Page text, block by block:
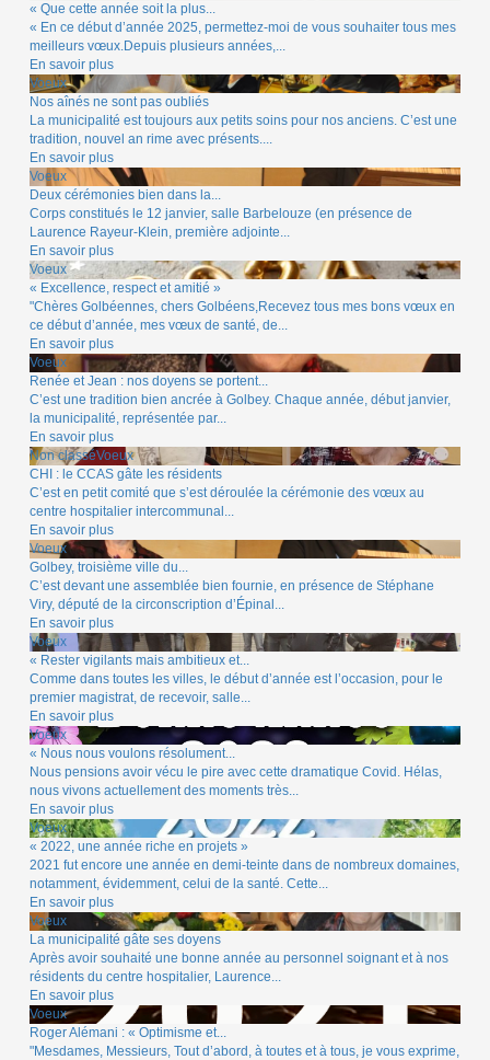
« Que cette année soit la plus...
« En ce début d’année 2025, permettez-moi de vous souhaiter tous mes
meilleurs vœux.Depuis plusieurs années,...
En savoir plus
Voeux
Nos aînés ne sont pas oubliés
La municipalité est toujours aux petits soins pour nos anciens. C’est une
tradition, nouvel an rime avec présents....
En savoir plus
Voeux
Deux cérémonies bien dans la...
Corps constitués le 12 janvier, salle Barbelouze (en présence de
Laurence Rayeur-Klein, première adjointe...
En savoir plus
Voeux
« Excellence, respect et amitié »
"Chères Golbéennes, chers Golbéens,Recevez tous mes bons vœux en
ce début d’année, mes vœux de santé, de...
En savoir plus
Voeux
Renée et Jean : nos doyens se portent...
C’est une tradition bien ancrée à Golbey. Chaque année, début janvier,
la municipalité, représentée par...
En savoir plus
Non classéVoeux
CHI : le CCAS gâte les résidents
C’est en petit comité que s’est déroulée la cérémonie des vœux au
centre hospitalier intercommunal...
En savoir plus
Voeux
Golbey, troisième ville du...
C’est devant une assemblée bien fournie, en présence de Stéphane
Viry, député de la circonscription d’Épinal...
En savoir plus
Voeux
« Rester vigilants mais ambitieux et...
Comme dans toutes les villes, le début d’année est l’occasion, pour le
premier magistrat, de recevoir, salle...
En savoir plus
Voeux
« Nous nous voulons résolument...
Nous pensions avoir vécu le pire avec cette dramatique Covid. Hélas,
nous vivons actuellement des moments très...
En savoir plus
Voeux
« 2022, une année riche en projets »
2021 fut encore une année en demi-teinte dans de nombreux domaines,
notamment, évidemment, celui de la santé. Cette...
En savoir plus
Voeux
La municipalité gâte ses doyens
Après avoir souhaité une bonne année au personnel soignant et à nos
résidents du centre hospitalier, Laurence...
En savoir plus
Voeux
Roger Alémani : « Optimisme et...
"Mesdames, Messieurs, Tout d’abord, à toutes et à tous, je vous exprime,